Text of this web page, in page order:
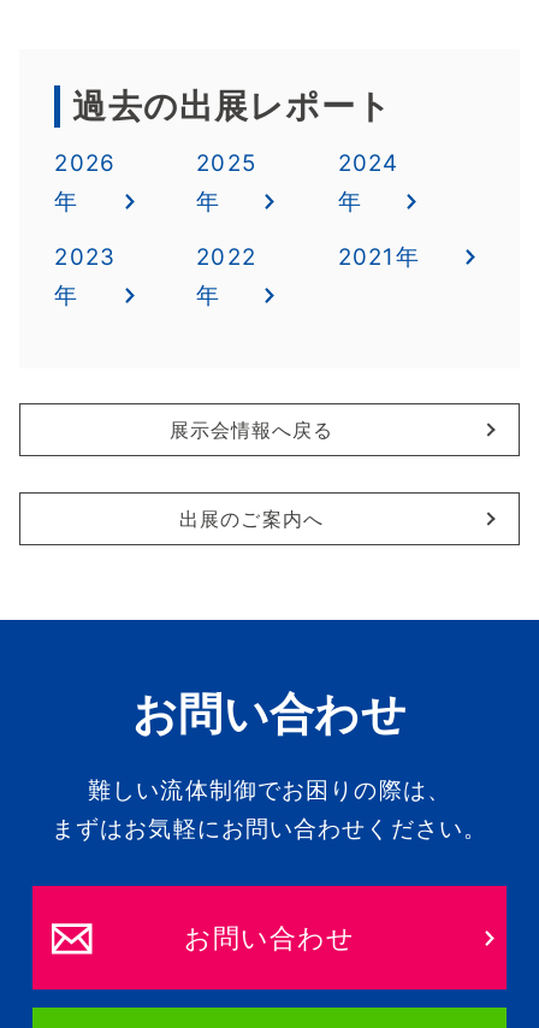
過去の出展レポート
2026
年
2025
年
2024
年
2023
年
2022
年
2021年
展示会情報へ戻る
出展のご案内へ
お問い合わせ
難しい流体制御でお困りの際は、
まずはお気軽にお問い合わせください。
お問い合わせ